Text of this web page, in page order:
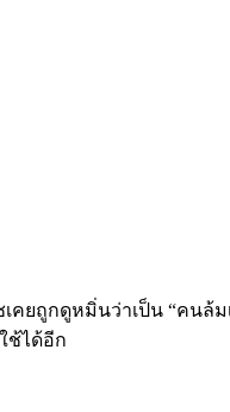
ชเคยถูกดูหมิ่นว่าเป็น “ค
ช้ได้อีก